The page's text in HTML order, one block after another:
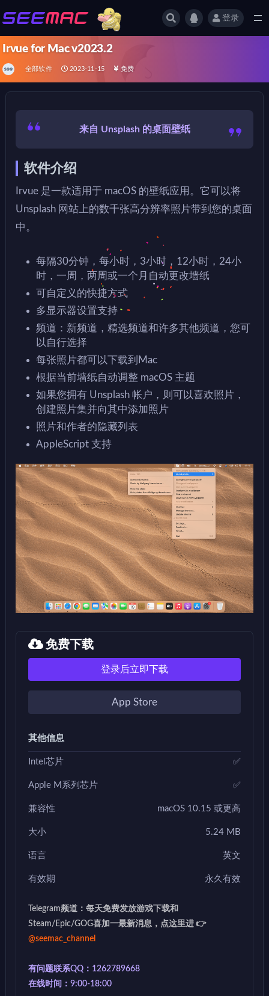
登录
Irvue for Mac v2023.2
全部软件 2023-11-15 免费
来自 Unsplash 的桌面壁纸
软件介绍
Irvue 是一款适用于 macOS 的壁纸应用。它可以将
Unsplash 网站上的数千张高分辨率照片带到您的桌面
中。
每隔30分钟，每小时，3小时，12小时，24小
时，一周，两周或一个月自动更改墙纸
可自定义的快捷方式
多显示器设置支持
频道：新频道，精选频道和许多其他频道，您可
以自行选择
每张照片都可以下载到Mac
根据当前墙纸自动调整 macOS 主题
如果您拥有 Unsplash 帐户，则可以喜欢照片，
创建照片集并向其中添加照片
照片和作者的隐藏列表
AppleScript 支持
免费下载
登录后立即下载
App Store
其他信息
Intel芯片 ✅
Apple M系列芯片 ✅
兼容性 macOS 10.15 或更高
大小 5.24 MB
语言 英文
有效期 永久有效
Telegram频道：每天免费发放游戏下载和
Steam/Epic/GOG喜加一最新消息，点这里进 👉
@seemac_channel
有问题联系QQ：1262789668
在线时间：9:00-18:00